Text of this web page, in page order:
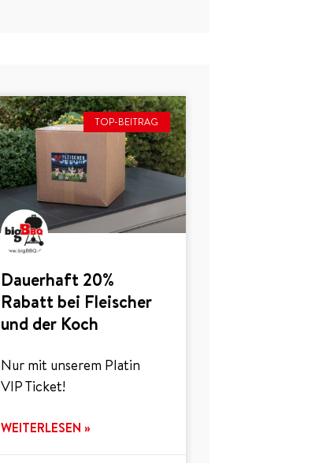
TOP-BEITRAG
Dauerhaft 20%
Rabatt bei Fleischer
und der Koch
Nur mit unserem Platin
VIP Ticket!
WEITERLESEN »